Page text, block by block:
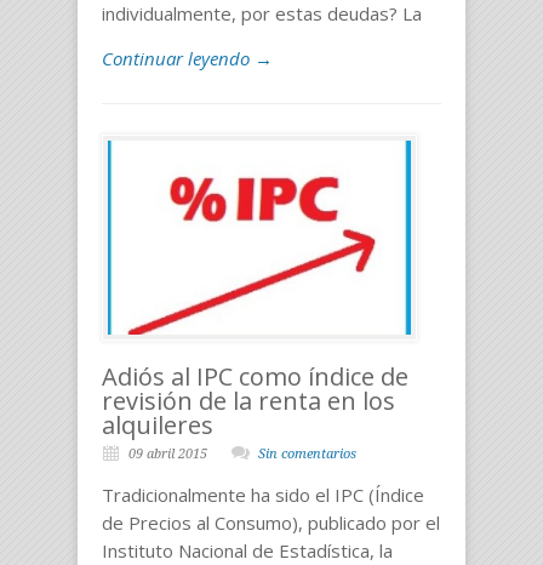
individualmente, por estas deudas? La
Continuar leyendo →
Adiós al IPC como índice de
revisión de la renta en los
alquileres
09 abril 2015 Sin comentarios
Tradicionalmente ha sido el IPC (Índice
de Precios al Consumo), publicado por el
Instituto Nacional de Estadística, la